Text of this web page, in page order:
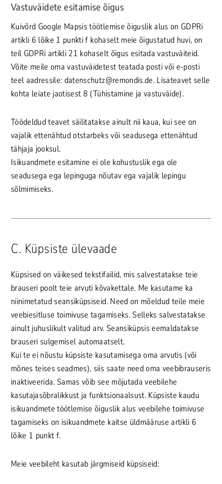
Vastuväidete esitamise õigus
Kuivõrd Google Mapsis töötlemise õiguslik alus on GDPRi
artikli 6 lõike 1 punkti f kohaselt meie õigustatud huvi, on
teil GDPRi artikli 21 kohaselt õigus esitada vastuväiteid.
Võite meile oma vastuväidetest teatada posti või e-posti
teel aadressile: datenschutz@remondis.de. Lisateavet selle
kohta leiate jaotisest 8 (Tühistamine ja vastuväide).
Töödeldud teavet säilitatakse ainult nii kaua, kui see on
vajalik ettenähtud otstarbeks või seadusega ettenähtud
tähjaja jooksul.
Isikuandmete esitamine ei ole kohustuslik ega ole
seadusega ega lepinguga nõutav ega vajalik lepingu
sõlmimiseks.
C. Küpsiste ülevaade
Küpsised on väikesed tekstifailid, mis salvestatakse teie
brauseri poolt teie arvuti kõvakettale. Me kasutame ka
niinimetatud seansiküpsiseid. Need on mõeldud teile meie
veebiesitluse toimivuse tagamiseks. Selleks salvestatakse
ainult juhuslikult valitud arv. Seansiküpsis eemaldatakse
brauseri sulgemisel automaatselt.
Kui te ei nõustu küpsiste kasutamisega oma arvutis (või
mõnes teises seadmes), siis saate need oma veebibrauseris
inaktiveerida. Samas võib see mõjutada veebilehe
kasutajasõbralikkust ja funktsionaalsust. Küpsiste kaudu
isikuandmete töötlemise õiguslik alus veebilehe toimivuse
tagamiseks on isikuandmete kaitse üldmääruse artikli 6
lõike 1 punkt f.
Meie veebileht kasutab järgmiseid küpsiseid: